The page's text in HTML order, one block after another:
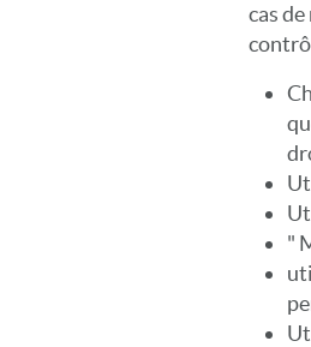
cas
"